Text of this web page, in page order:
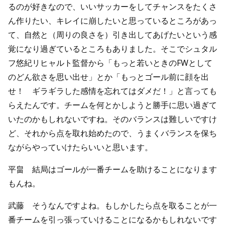
るのが好きなので、いいサッカーをしてチャンスをたくさ
ん作りたい、キレイに崩したいと思っているところがあっ
て、自然と（周りの良さを）引き出してあげたいという感
覚になり過ぎているところもありました。そこでシュタル
フ悠紀リヒャルト監督から「もっと若いときのFWとして
のどん欲さを思い出せ」とか「もっとゴール前に顔を出
せ！ ギラギラした感情を忘れてはダメだ！」と言っても
らえたんです。チームを何とかしようと勝手に思い過ぎて
いたのかもしれないですね。そのバランスは難しいですけ
ど、それから点を取れ始めたので、うまくバランスを保ち
ながらやっていけたらいいと思います。
平畠 結局はゴールが一番チームを助けることになります
もんね。
武藤 そうなんですよね。もしかしたら点を取ることが一
番チームを引っ張っていけることになるかもしれないです